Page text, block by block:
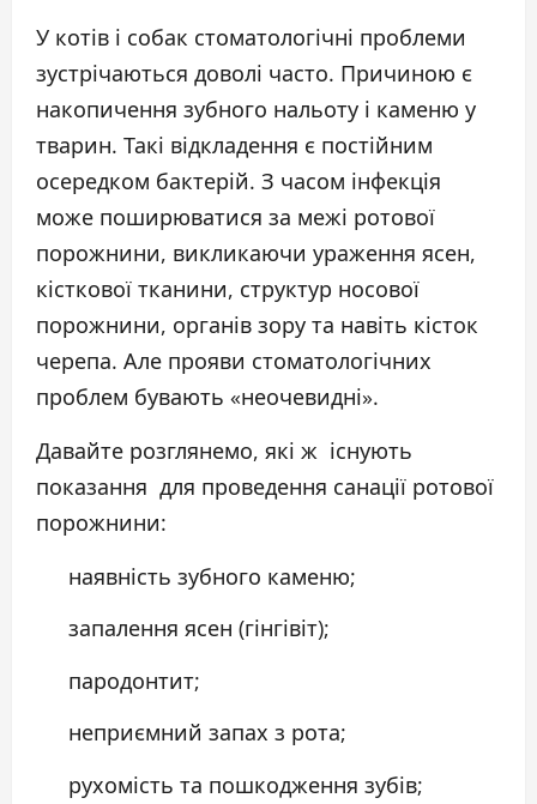
У котів і собак стоматологічні проблеми
зустрічаються доволі часто. Причиною є
накопичення зубного нальоту і каменю у
тварин. Такі відкладення є постійним
осередком бактерій. З часом інфекція
може поширюватися за межі ротової
порожнини, викликаючи ураження ясен,
кісткової тканини, структур носової
порожнини, органів зору та навіть кісток
черепа. Але прояви стоматологічних
проблем бувають «неочевидні».
Давайте розглянемо, які ж існують
показання для проведення санації ротової
порожнини:
наявність зубного каменю;
запалення ясен (гінгівіт);
пародонтит;
неприємний запах з рота;
рухомість та пошкодження зубів;